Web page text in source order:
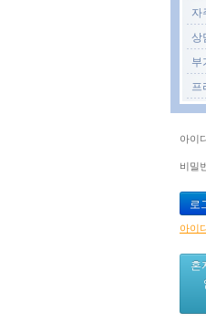
자
상
부
프
아이
비밀
아이
혼